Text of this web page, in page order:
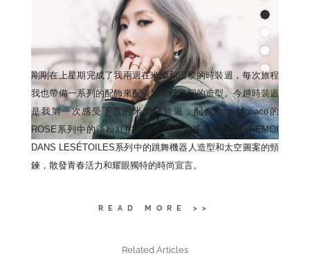
FASHION
剛剛在上星期完成了我兩週在米蘭和巴黎的時裝週，每次旅程
我也帶備一系列的配飾來配襯我每日不同的造型。今趟時裝週
是我第一次感受下雪的米蘭時裝週，配合Apm Monaco的
ROSE系列中的淡粉紅的火烈鳥造型的耳環和EMMÈNEMOI
DANS LESÉTOILES系列中的跳舞機器人造型和太空圖案的頸
鍊，散發青春活力和耀眼獨特的時尚宣言。
READ MORE >>
Related Articles